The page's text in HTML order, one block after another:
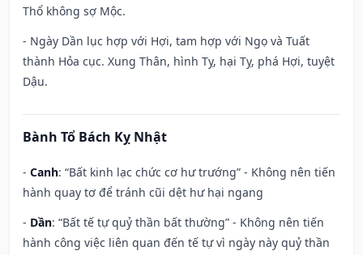
Thổ không sợ Mộc.
- Ngày Dần lục hợp với Hợi, tam hợp với Ngọ và Tuất
thành Hỏa cục. Xung Thân, hình Tỵ, hại Tỵ, phá Hợi, tuyệt
Dậu.
Bành Tổ Bách Kỵ Nhật
- Canh: “Bất kinh lạc chức cơ hư trướng” - Không nên tiến
hành quay tơ để tránh cũi dệt hư hại ngang
- Dần: “Bất tế tự quỷ thần bất thường” - Không nên tiến
hành công việc liên quan đến tế tự vì ngày này quỷ thần